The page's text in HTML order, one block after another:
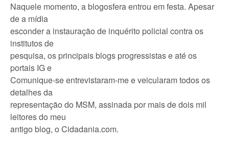
Naquele momento, a blogosfera entrou em festa. Apesar
de a mídia
esconder a instauração de inquérito policial contra os
institutos de
pesquisa, os principais blogs progressistas e até os
portais IG e
Comunique-se entrevistaram-me e veicularam todos os
detalhes da
representação do MSM, assinada por mais de dois mil
leitores do meu
antigo blog, o Cidadania.com.